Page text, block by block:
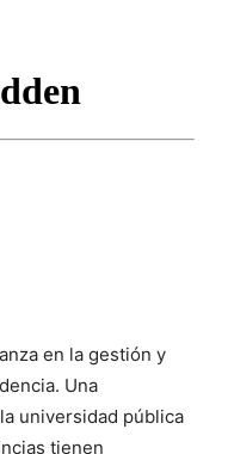
en la gestión y
Una
universidad pública
tienen